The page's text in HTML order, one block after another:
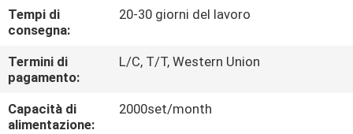
CONTATTICI
RICHIEDA
CITAZIONE
Tempi di
consegna:
20-30 giorni del lavoro
Termini di
pagamento:
L/C, T/T, Western Union
Capacità di
alimentazione:
2000set/month